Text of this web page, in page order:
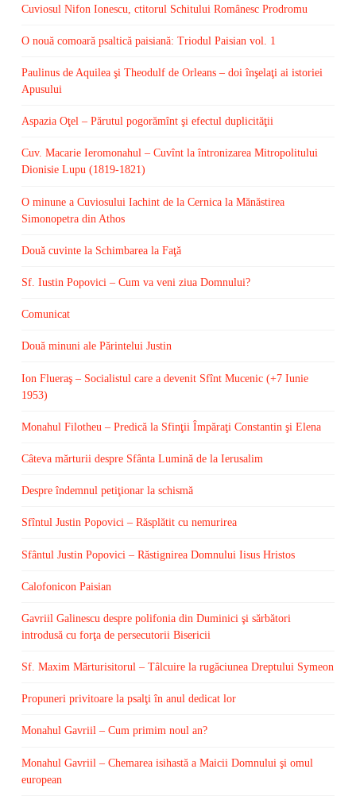
Cuviosul Nifon Ionescu, ctitorul Schitului Românesc Prodromu
O nouă comoară psaltică paisiană: Triodul Paisian vol. 1
Paulinus de Aquilea şi Theodulf de Orleans – doi înşelaţi ai istoriei
Apusului
Aspazia Oţel – Părutul pogorămînt şi efectul duplicităţii
Cuv. Macarie Ieromonahul – Cuvînt la întronizarea Mitropolitului
Dionisie Lupu (1819-1821)
O minune a Cuviosului Iachint de la Cernica la Mănăstirea
Simonopetra din Athos
Două cuvinte la Schimbarea la Faţă
Sf. Iustin Popovici – Cum va veni ziua Domnului?
Comunicat
Două minuni ale Părintelui Justin
Ion Flueraş – Socialistul care a devenit Sfînt Mucenic (+7 Iunie
1953)
Monahul Filotheu – Predică la Sfinţii Împăraţi Constantin şi Elena
Câteva mărturii despre Sfânta Lumină de la Ierusalim
Despre îndemnul petiţionar la schismă
Sfîntul Justin Popovici – Răsplătit cu nemurirea
Sfântul Justin Popovici – Răstignirea Domnului Iisus Hristos
Calofonicon Paisian
Gavriil Galinescu despre polifonia din Duminici şi sărbători
introdusă cu forţa de persecutorii Bisericii
Sf. Maxim Mărturisitorul – Tâlcuire la rugăciunea Dreptului Symeon
Propuneri privitoare la psalţi în anul dedicat lor
Monahul Gavriil – Cum primim noul an?
Monahul Gavriil – Chemarea isihastă a Maicii Domnului şi omul
european